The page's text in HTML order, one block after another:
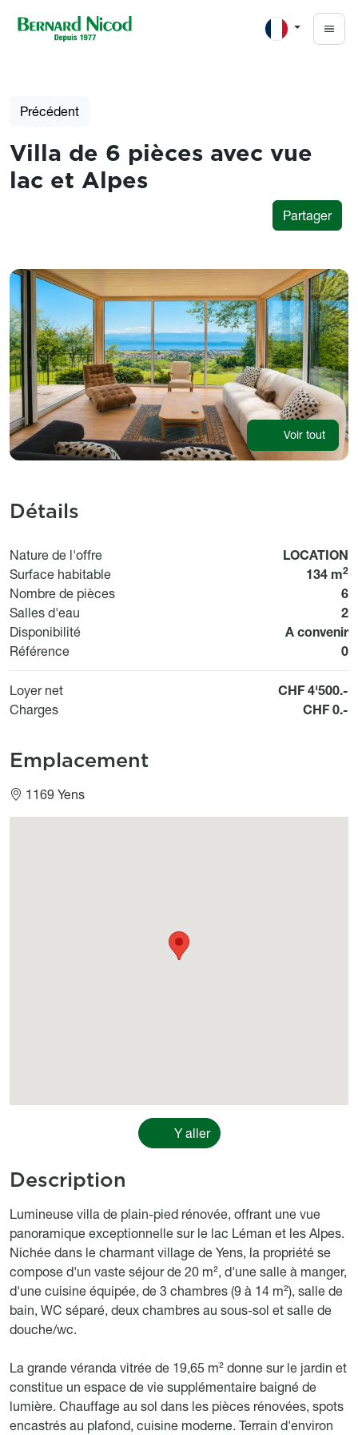
Précédent
Villa de 6 pièces avec vue
lac et Alpes
Partager
Photos
Voir tout
Détails
Nature de l'offre Usage
LOCATION
Surface habitable
134 m2
Nombre de pièces
6
Salles d'eau
2
Disponibilité
A convenir
Référence
0
Loyer net
CHF 4'500.-
Charges
CHF 0.-
Emplacement
1169 Yens
Y aller
Description
body
Lumineuse villa de plain-pied rénovée, offrant une vue
panoramique exceptionnelle sur le lac Léman et les Alpes.
Nichée dans le charmant village de Yens, la propriété se
compose d'un vaste séjour de 20 m², d'une salle à manger,
d'une cuisine équipée, de 3 chambres (9 à 14 m²), salle de
bain, WC séparé, deux chambres au sous-sol et salle de
douche/wc.
La grande véranda vitrée de 19,65 m² donne sur le jardin et
constitue un espace de vie supplémentaire baigné de
lumière. Chauffage au sol dans les pièces rénovées, spots
encastrés au plafond, cuisine moderne. Terrain d'environ